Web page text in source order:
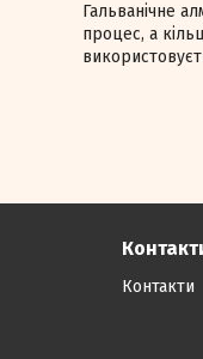
Гальванічне
процес, а
Контакти